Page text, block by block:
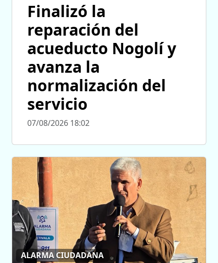
Finalizó la
reparación del
acueducto Nogolí y
avanza la
normalización del
servicio
07/08/2026 18:02
ALARMA CIUDADANA